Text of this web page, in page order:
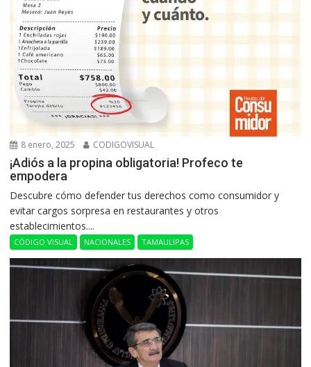
8 enero, 2025 CODIGOVISUAL
¡Adiós a la propina obligatoria! Profeco te
empodera
Descubre cómo defender tus derechos como consumidor y
evitar cargos sorpresa en restaurantes y otros
establecimientos....
CÓDIGO VISUAL NACIONALES TAMAULIPAS